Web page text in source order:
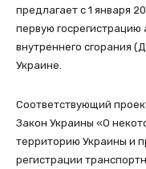
предлагает с 1 января
первую госрегистрацию
внутреннего сгорания
Украине.
Соответствующий
Закон Украины «О
территорию Украины и
регистрации